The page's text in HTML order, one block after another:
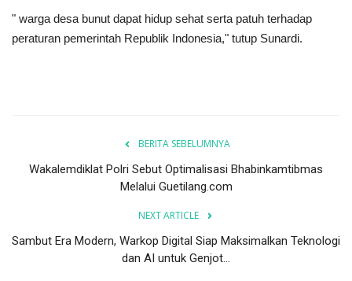
" warga desa bunut dapat hidup sehat serta patuh terhadap
peraturan pemerintah Republik Indonesia," tutup Sunardi.
BERITA SEBELUMNYA
Wakalemdiklat Polri Sebut Optimalisasi Bhabinkamtibmas
Melalui Guetilang.com
NEXT ARTICLE
Sambut Era Modern, Warkop Digital Siap Maksimalkan Teknologi
dan AI untuk Genjot...